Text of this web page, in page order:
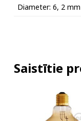
Diameter: 6, 2 mm
Saistītie